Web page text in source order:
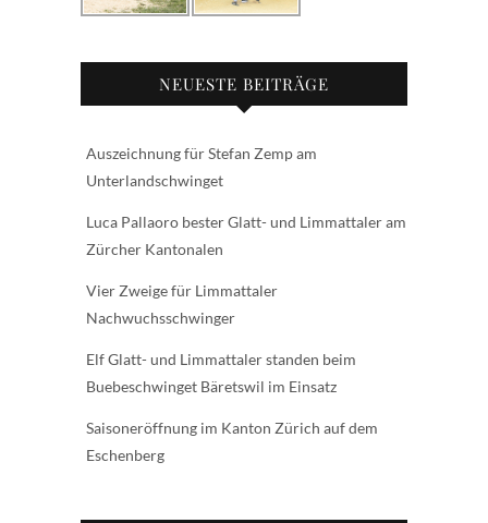
NEUESTE BEITRÄGE
Auszeichnung für Stefan Zemp am
Unterlandschwinget
Luca Pallaoro bester Glatt- und Limmattaler am
Zürcher Kantonalen
Vier Zweige für Limmattaler
Nachwuchsschwinger
Elf Glatt- und Limmattaler standen beim
Buebeschwinget Bäretswil im Einsatz
Saisoneröffnung im Kanton Zürich auf dem
Eschenberg